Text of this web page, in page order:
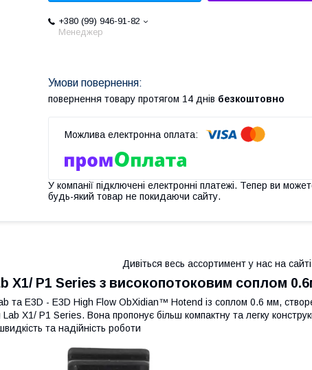
+380 (99) 946-91-82
Менеджер
повернення товару протягом 14 днів безкоштовно
У компанії підключені електронні платежі. Тепер ви
будь-який товар не покидаючи сайту.
Дивіться весь ассортимент у нас на сайті
X1/ P1 Series з високопотоковим соплом
та E3D - E3D High Flow ObXidian™ Hotend із соплом 0.6 мм,
X1/ P1 Series. Вона пропонує більш компактну та легку
та надійність роботи